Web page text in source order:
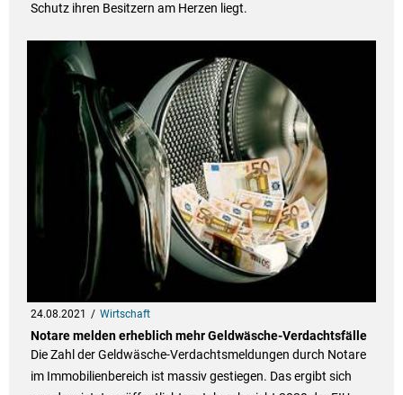
Schutz ihren Besitzern am Herzen liegt.
24.08.2021 Wirtschaft
Notare melden erheblich mehr Geldwäsche-Verdachtsfälle
Die Zahl der Geldwäsche-Verdachtsmeldungen durch Notare
im Immobilienbereich ist massiv gestiegen. Das ergibt sich